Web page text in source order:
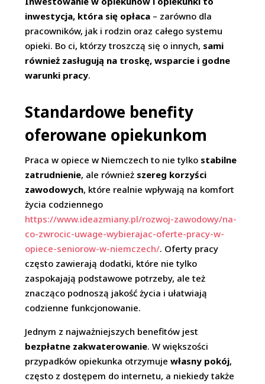
inwestycja, która się opłaca – zarówno dla
pracowników, jak i rodzin oraz całego systemu
opieki. Bo ci, którzy troszczą się o innych, sami
również zasługują na troskę, wsparcie i godne
warunki pracy.
Standardowe benefity
oferowane opiekunkom
Praca w opiece w Niemczech to nie tylko stabilne
zatrudnienie, ale również szereg korzyści
zawodowych, które realnie wpływają na komfort
życia codziennego
https://www.ideazmiany.pl/rozwoj-zawodowy/na-
co-zwrocic-uwage-wybierajac-oferte-pracy-w-
opiece-seniorow-w-niemczech/. Oferty pracy
często zawierają dodatki, które nie tylko
zaspokajają podstawowe potrzeby, ale też
znacząco podnoszą jakość życia i ułatwiają
codzienne funkcjonowanie.
Jednym z najważniejszych benefitów jest
bezpłatne zakwaterowanie. W większości
przypadków opiekunka otrzymujewłasny pokój,
często z dostępem do internetu, a niekiedy także